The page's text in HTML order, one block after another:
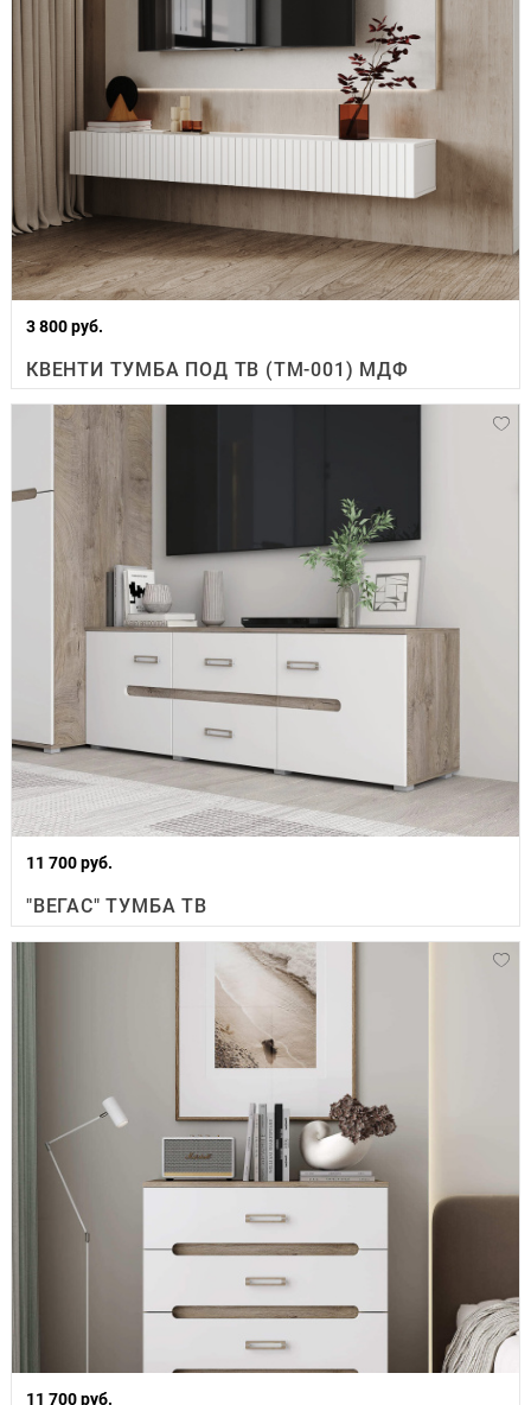
3 800 руб.
КВЕНТИ ТУМБА ПОД ТВ (ТМ-001) МДФ
11 700 руб.
"ВЕГАС" ТУМБА ТВ
11 700 руб.